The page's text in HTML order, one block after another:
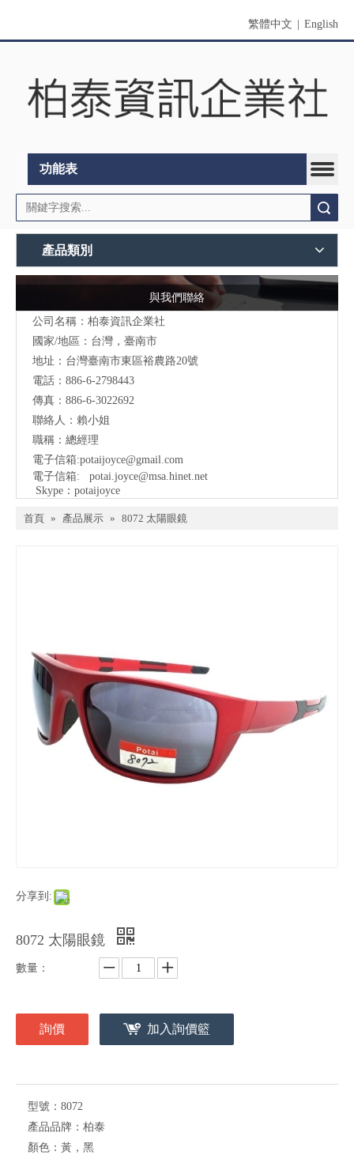
繁體中文 English
功能表
產品類別
與我們聯絡
公司名稱：柏泰資訊企業社
國家/地區：台灣，臺南市
地址： 台灣臺南市東區裕農路20號
電話：886-6-2798443
傳真：886-6-3022692
聯絡人：賴小姐
職稱：總經理
電子信箱:potaijoyce@gmail.com
電子信箱: potai.joyce@msa.hinet.net
Skype：potaijoyce
首頁 » 產品展示 » 8072 太陽眼鏡
分享到:
8072 太陽眼鏡
數量：
詢價 加入詢價籃
型號： 8072
產品品牌： 柏泰
顏色： 黃，黑